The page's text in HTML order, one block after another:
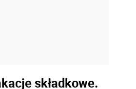
składkowe.